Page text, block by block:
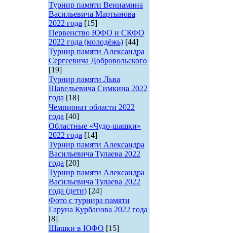
Турнир памяти Вениамина
Васильевича Мартынова
2022 года [15]
Первенство ЮФО и СКФО
2022 года (молодёжь) [44]
Турнир памяти Александра
Сергеевича Добровольского
[19]
Турнир памяти Льва
Шавельевича Симкина 2022
года [18]
Чемпионат области 2022
года [40]
Областные «Чудо-шашки»
2022 года [14]
Турнир памяти Александра
Васильевича Тулаева 2022
года [20]
Турнир памяти Александра
Васильевича Тулаева 2022
года (дети) [24]
Фото с турнира памяти
Гаруна Курбанова 2022 года
[8]
Шашки в ЮФО [15]